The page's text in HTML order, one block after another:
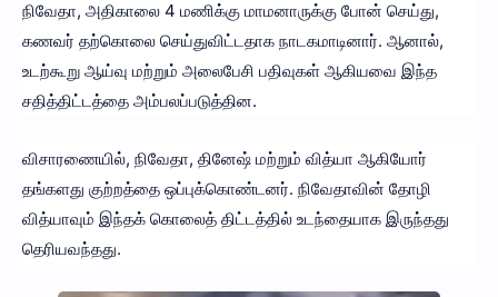
நிவேதா, அதிகாலை 4 மணிக்கு மாமனாருக்கு போன் செய்து,
கணவர் தற்கொலை செய்துவிட்டதாக நாடகமாடினார். ஆனால்,
உடற்கூறு ஆய்வு மற்றும் அலைபேசி பதிவுகள் ஆகியவை இந்த
சதித்திட்டத்தை அம்பலப்படுத்தின.
விசாரணையில், நிவேதா, தினேஷ் மற்றும் வித்யா ஆகியோர்
தங்களது குற்றத்தை ஒப்புக்கொண்டனர். நிவேதாவின் தோழி
வித்யாவும் இந்தக் கொலைத் திட்டத்தில் உடந்தையாக இருந்தது
தெரியவந்தது.